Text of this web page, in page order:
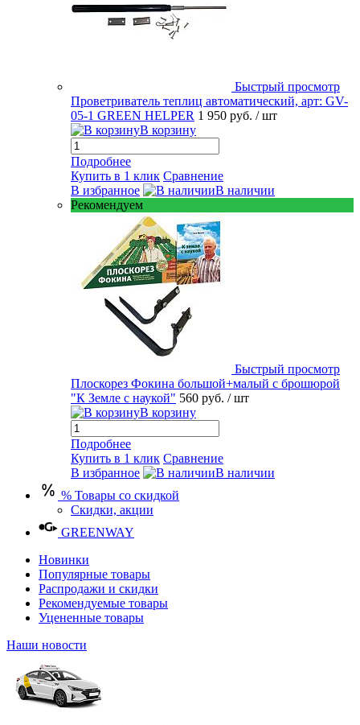
Быстрый просмотр
Проветриватель теплиц автоматический, арт: GV-
05-1 GREEN HELPER 1 950 руб. / шт
В корзину
Подробнее
Купить в 1 клик Сравнение
В избранное
В наличии
Рекомендуем
Быстрый просмотр
Плоскорез Фокина большой+малый с брошюрой
"К Земле с наукой" 560 руб. / шт
В корзину
Подробнее
Купить в 1 клик Сравнение
В избранное
В наличии
% Товары со скидкой
Скидки, акции
GREENWAY
Новинки
Популярные товары
Распродажи и скидки
Рекомендуемые товары
Уцененные товары
Наши новости